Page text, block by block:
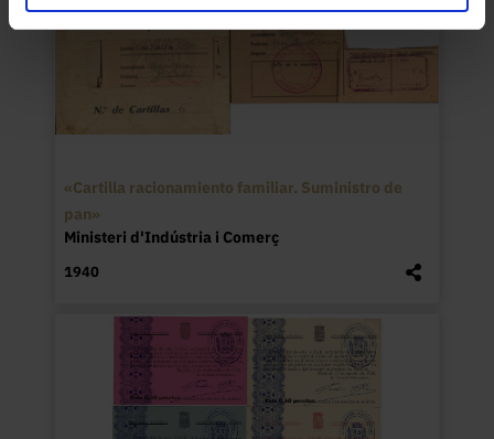
«Cartilla racionamiento familiar. Suministro de
pan»
Ministeri d'Indústria i Comerç
1940